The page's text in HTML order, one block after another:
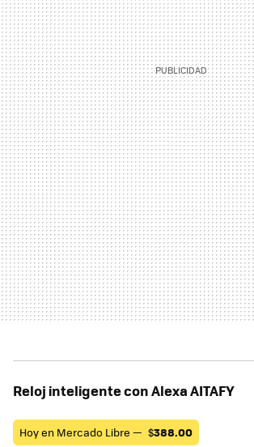
Reloj inteligente con Alexa AITAFY
Hoy en Mercado Libre — $388.00